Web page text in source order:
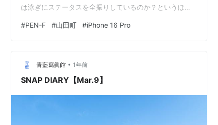
は泳ぎにステータスを全振りしているのか？というほど
150mm F4.0-5.6 R 150mm f/5.6 SS1/320 ISO200
PEN-Fのクリエイティブダイヤル使うと簡単に爽やかな
シアンブルーを生み出せる。 ここらへんも「海…
#PEN-F #山田町 #iPhone 16 Pro
青藍寫眞館 • 1年前
SNAP DIARY【Mar.9】